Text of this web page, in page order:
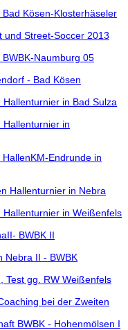
Kösen-Klosterhäseler
und Street-Soccer 2013
Naumburg 05
- Bad Kösen
in Bad Sulza
in
Endrunde in
Hallenturnier in Nebra
in Weißenfels
BWBK II
Nebra II - BWBK
Test gg. RW Weißenfels
bei der Zweiten
BWBK - Hohenmölsen I